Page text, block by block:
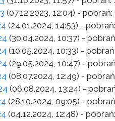
(07.12.2023, 12:04) - pobrań:
(24.01.2024, 14:53) - pobrań:
(30.04.2024, 10:37) -
(10.05.2024, 10:33) - pobrań:
(29.05.2024, 10:47) -
(08.07.2024, 12:49) -
(06.08.2024, 13:24) -
(28.10.2024, 09:05) -
(04.12.2024, 12:48) - pobrań: